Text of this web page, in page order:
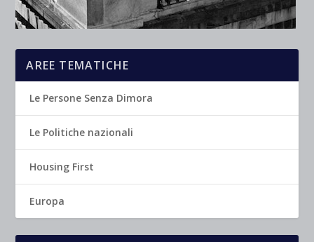
AREE TEMATICHE
Le Persone Senza Dimora
Le Politiche nazionali
Housing First
Europa